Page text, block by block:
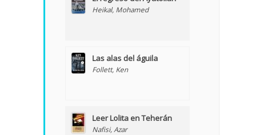
Heikal, Mohamed
Las alas del águila
Follett, Ken
Leer Lolita en Teherán
Nafisi, Azar